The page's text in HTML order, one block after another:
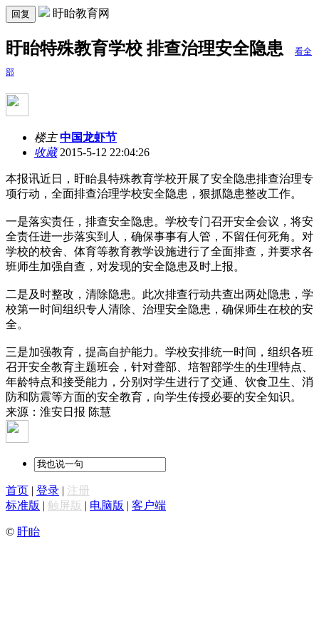
回复 盱眙教育网
盱眙特殊教育学校 排查治理安全隐患 看全
部
楼主 中国龙虾节
收藏2015-5-12 22:04:26
本报讯近日，盱眙县特殊教育学校开展了安全隐患排查治理专
项行动，全面排查治理学校安全隐患，狠抓隐患整改工作。
一是落实责任，排查安全隐患。学校专门召开安全会议，将安
全责任进一步落实到人，确保事事有人管，不留任何死角。对
学校的校舍、体育等教育教学设施进行了全面排查，并要求各
班师生加强自查，对发现的安全隐患及时上报。
二是及时整改，清除隐患。此次排查行动共查出两处隐患，学
校第一时间组织专人清除、治理安全隐患，确保师生在校的安
全。
三是加强教育，提高自护能力。学校安排统一时间，组织各班
召开安全教育主题班会，针对聋部、培智部学生的生理特点、
年龄特点和接受能力，分别对学生进行了交通、饮食卫生、消
防和防震等方面的安全教育，向学生传授必要的安全知识。
来源：淮安日报 陈慧
首页 | 登录 | 注册
标准版 | 触屏版 | 电脑版 | 客户端
© 盱眙